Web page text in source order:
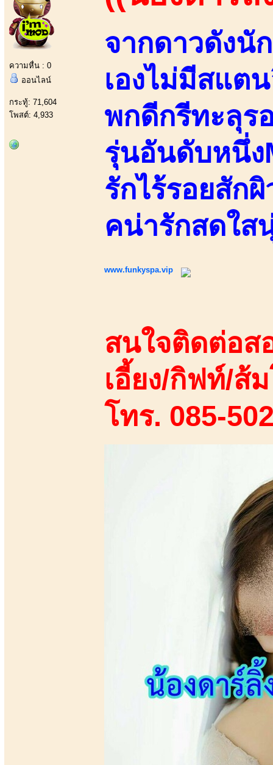
ความหื่น : 0
ออนไลน์
กระทู้: 71,604
โพสต์: 4,933
จากดาวดังนั
เองไม่มีสแต
พกดีกรีทะลุร
รุ่นอันดับหนึ่ง
รักไร้รอยสัก
คน่ารักสดใส
www.funkyspa.vip
สนใจติดต่อส
เอี้ยง/กิฟท์/ส้
โทร. 085-